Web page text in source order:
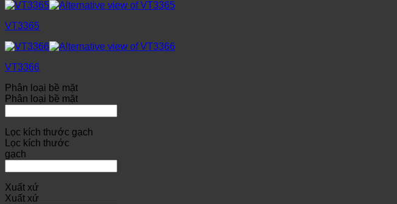
VT3365
VT3366
Phân loại bề mặt
Phân loại bề mặt
Lọc kích thước gạch
Lọc kích thước
gạch
Xuất xứ
Xuất xứ